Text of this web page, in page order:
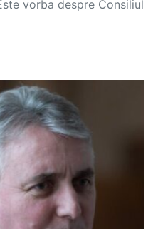
vorba despre Consiliul